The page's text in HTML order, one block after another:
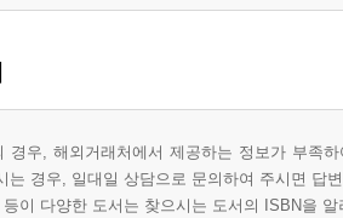
경우, 해외거래처에서 제공하는 정보가 부족
는 경우, 일대일 상담으로 문의하여 주시면 답
이 다양한 도서는 찾으시는 도서의 ISBN을